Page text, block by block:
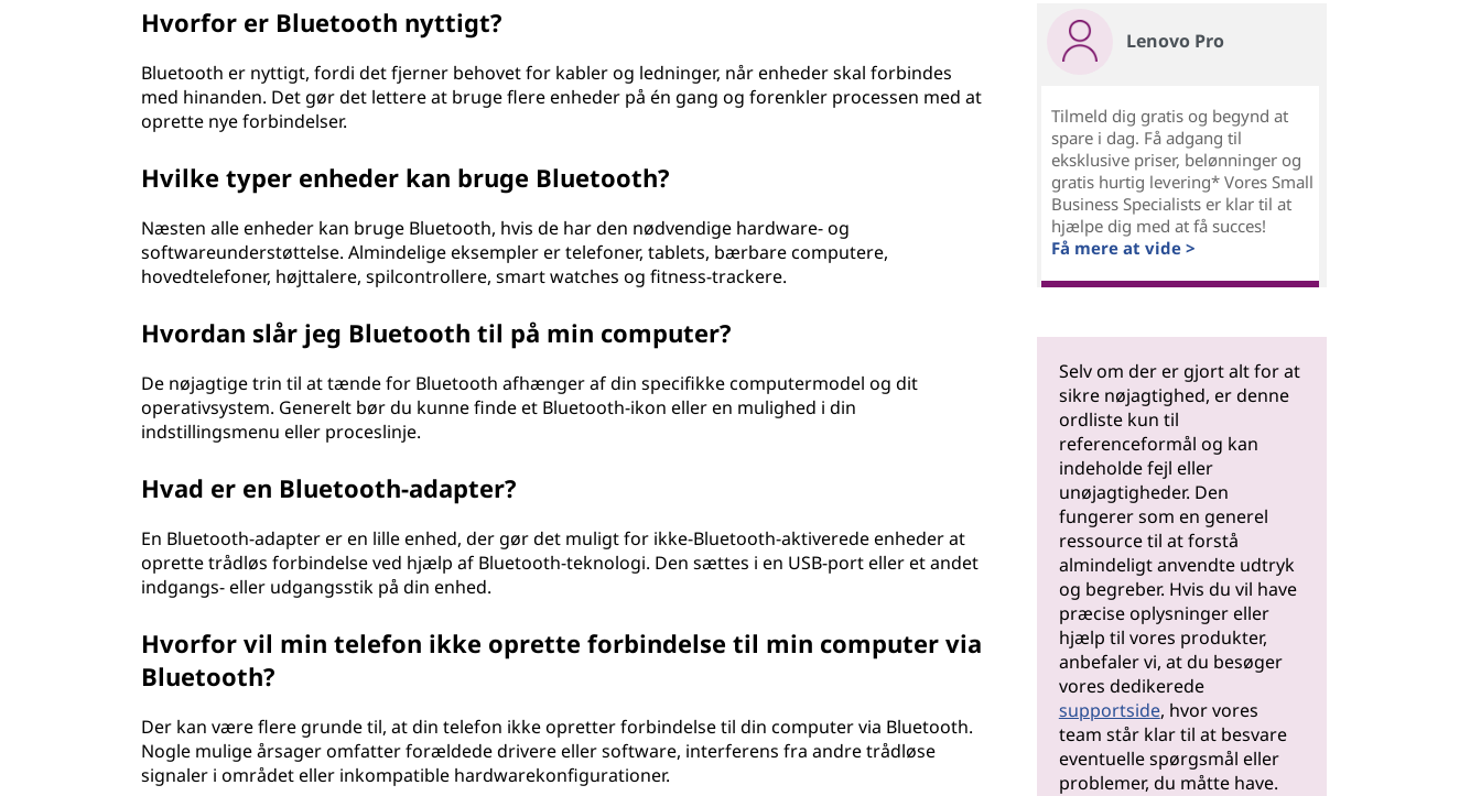
Hvorfor er Bluetooth nyttigt?
Bluetooth er nyttigt, fordi det fjerner behovet for kabler og ledninger, når enheder skal forbindes
med hinanden. Det gør det lettere at bruge flere enheder på én gang og forenkler processen med at
oprette nye forbindelser.
Hvilke typer enheder kan bruge Bluetooth?
Næsten alle enheder kan bruge Bluetooth, hvis de har den nødvendige hardware- og
softwareunderstøttelse. Almindelige eksempler er telefoner, tablets, bærbare computere,
hovedtelefoner, højttalere, spilcontrollere, smart watches og fitness-trackere.
Hvordan slår jeg Bluetooth til på min computer?
De nøjagtige trin til at tænde for Bluetooth afhænger af din specifikke computermodel og dit
operativsystem. Generelt bør du kunne finde et Bluetooth-ikon eller en mulighed i din
indstillingsmenu eller proceslinje.
Hvad er en Bluetooth-adapter?
En Bluetooth-adapter er en lille enhed, der gør det muligt for ikke-Bluetooth-aktiverede enheder at
oprette trådløs forbindelse ved hjælp af Bluetooth-teknologi. Den sættes i en USB-port eller et andet
indgangs- eller udgangsstik på din enhed.
Hvorfor vil min telefon ikke oprette forbindelse til min computer via
Bluetooth?
Der kan være flere grunde til, at din telefon ikke opretter forbindelse til din computer via Bluetooth.
Nogle mulige årsager omfatter forældede drivere eller software, interferens fra andre trådløse
signaler i området eller inkompatible hardwarekonfigurationer.
Lenovo Pro
Tilmeld dig gratis og begynd at
spare i dag. Få adgang til
eksklusive priser, belønninger og
gratis hurtig levering* Vores Small
Business Specialists er klar til at
hjælpe dig med at få succes!
Få mere at vide >
Selv om der er gjort alt for at
sikre nøjagtighed, er denne
ordliste kun til
referenceformål og kan
indeholde fejl eller
unøjagtigheder. Den
fungerer som en generel
ressource til at forstå
almindeligt anvendte udtryk
og begreber. Hvis du vil have
præcise oplysninger eller
hjælp til vores produkter,
anbefaler vi, at du besøger
vores dedikerede
supportside, hvor vores
team står klar til at besvare
eventuelle spørgsmål eller
problemer, du måtte have.